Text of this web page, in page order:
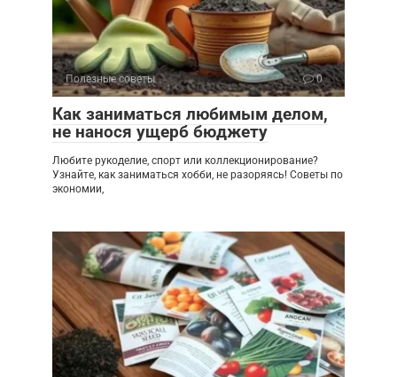
Полезные советы 0
Как заниматься любимым делом,
не нанося ущерб бюджету
Любите рукоделие, спорт или коллекционирование?
Узнайте, как заниматься хобби, не разоряясь! Советы по
экономии,